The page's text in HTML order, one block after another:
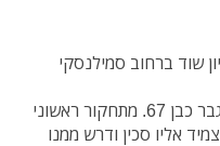
שוד ברחוב סמילנסקי
שוטרים שהגיעו למקום פגשו במודיע, גבר כבן 67. מתחקור ראשוני
אליו סכין ודרש ממנו